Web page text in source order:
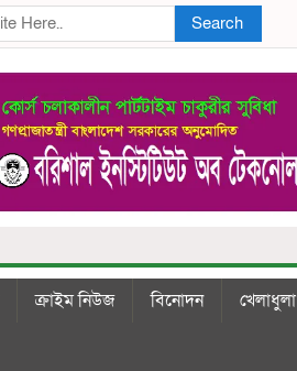
Search
ক্রাইম নিউজ বিনোদন খেলাধুলা